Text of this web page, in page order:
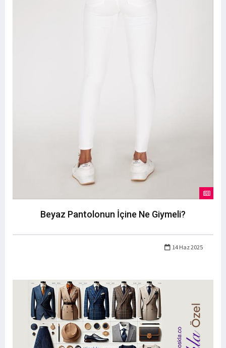
Beyaz Pantolonun İçine Ne Giymeli?
14 Haz 2025